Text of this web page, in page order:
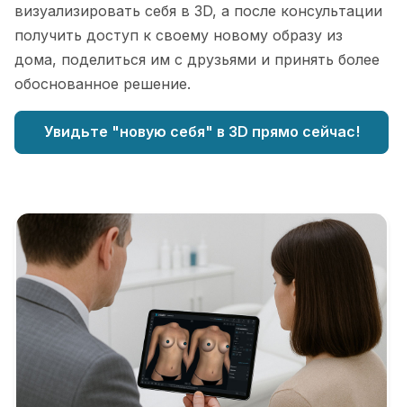
визуализировать себя в 3D, а после консультации
получить доступ к своему новому образу из
дома, поделиться им с друзьями и принять более
обоснованное решение.
Увидьте "новую себя" в 3D прямо сейчас!